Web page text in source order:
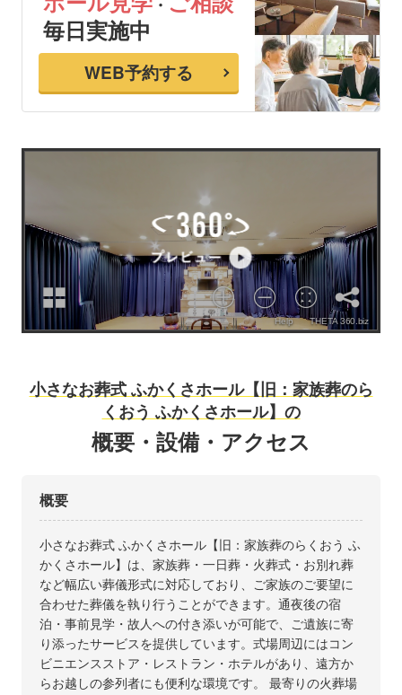
・
毎日実施中
WEB予約する
小さなお葬式 ふかくさホール【旧：家族葬のら
くおう ふかくさホール】の
概要・設備・アクセス
概要
小さなお葬式 ふかくさホール【旧：家族葬のらくおう ふ
かくさホール】は、家族葬・一日葬・火葬式・お別れ葬
など幅広い葬儀形式に対応しており、ご家族のご要望に
合わせた葬儀を執り行うことができます。通夜後の宿
泊・事前見学・故人への付き添いが可能で、ご遺族に寄
り添ったサービスを提供しています。式場周辺にはコン
ビニエンスストア・レストラン・ホテルがあり、遠方か
らお越しの参列者にも便利な環境です。 最寄りの火葬場